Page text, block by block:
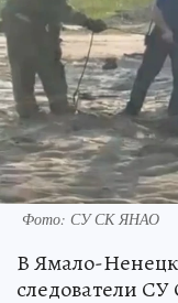
Фото: СУ СК ЯНАО
В Ямало-
следователи СУ